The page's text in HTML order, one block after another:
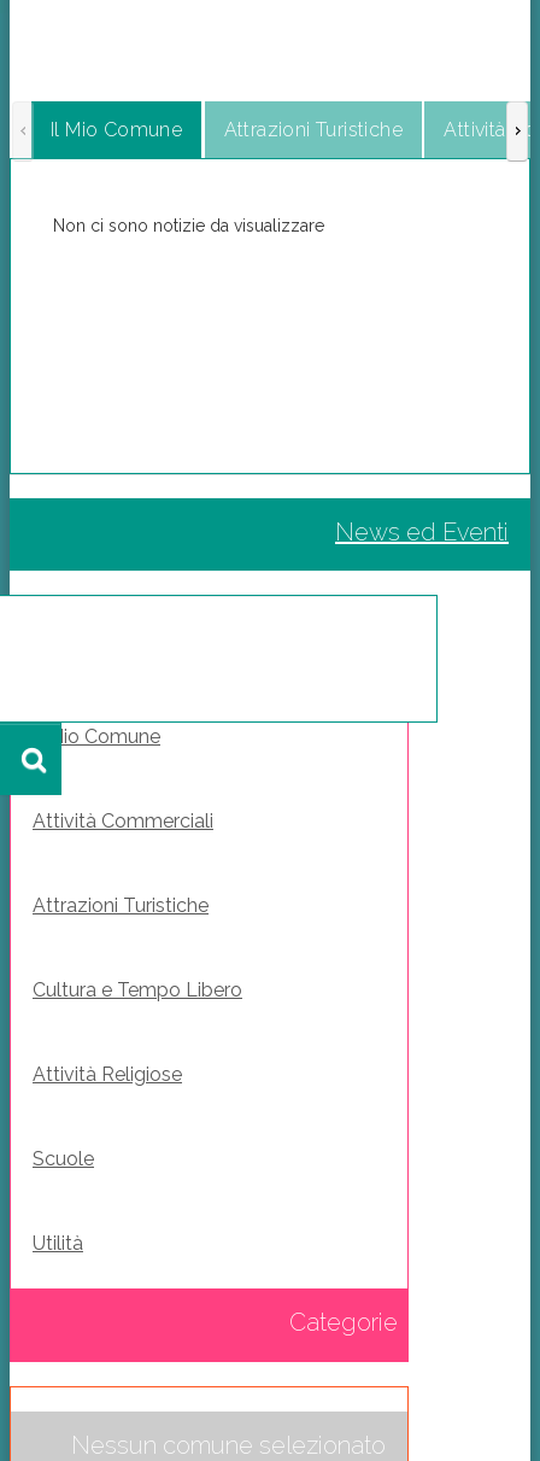
Il Mio Comune Attrazioni Turistiche Attività
Non ci sono notizie da visualizzare
News ed Eventi
Il Mio Comune
Attività Commerciali
Attrazioni Turistiche
Cultura e Tempo Libero
Attività Religiose
Scuole
Utilità
Categorie
Nessun comune selezionato